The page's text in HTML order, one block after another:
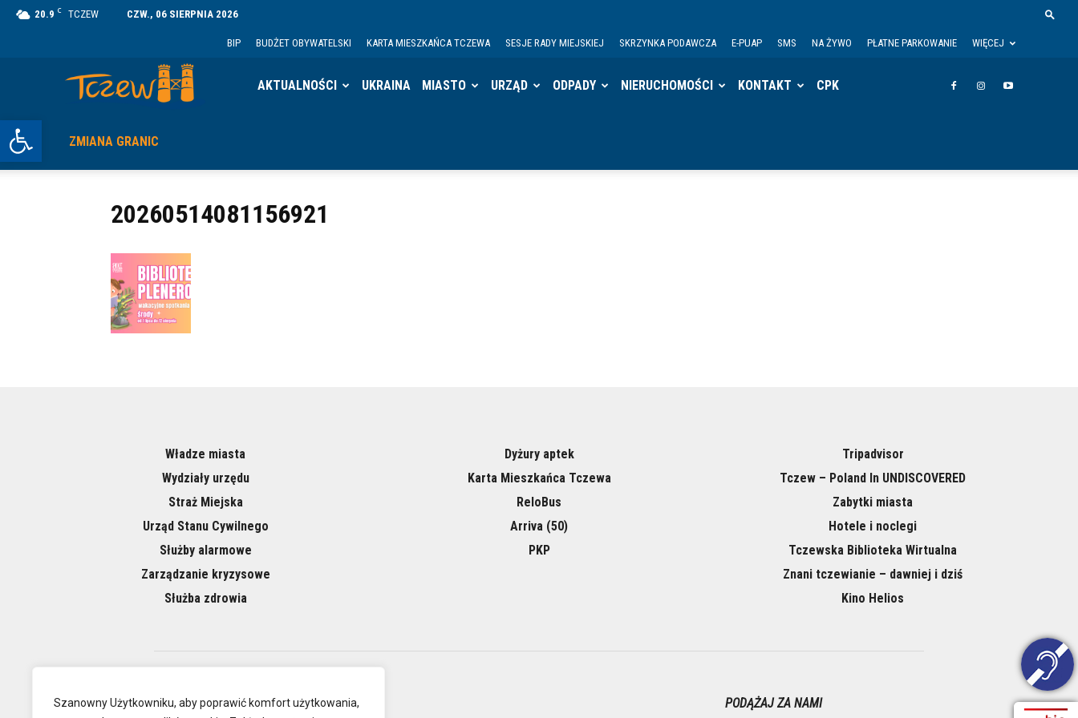
Otwórz pasek narzędzi
Szanowny Użytkowniku, aby poprawić komfort użytkowania,
20.9 C TCZEW CZW., 06 SIERPNIA 2026
BIP BUDŻET OBYWATELSKI KARTA MIESZKAŃCA TCZEWA SESJE RADY MIEJSKIEJ SKRZYNKA PODAWCZA E-PUAP SMS NA ŻYWO PŁATNE PARKOWANIE WIĘCEJ
AKTUALNOŚCI UKRAINA MIASTO URZĄD ODPADY NIERUCHOMOŚCI KONTAKT CPK
ZMIANA GRANIC
20260514081156921
Władze miasta
Wydziały urzędu
Straż Miejska
Urząd Stanu Cywilnego
Służby alarmowe
Zarządzanie kryzysowe
Służba zdrowia
Dyżury aptek
Karta Mieszkańca Tczewa
ReloBus
Arriva (50)
PKP
Tripadvisor
Tczew – Poland In UNDISCOVERED
Zabytki miasta
Hotele i noclegi
Tczewska Biblioteka Wirtualna
Znani tczewianie – dawniej i dziś
Kino Helios
O NAS PODĄŻAJ ZA NAMI